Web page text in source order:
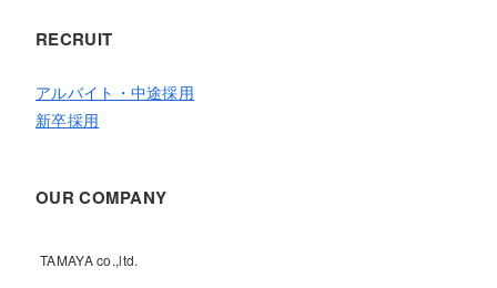
RECRUIT
アルバイト・中途採用
新卒採用
OUR COMPANY
TAMAYA co.,ltd.